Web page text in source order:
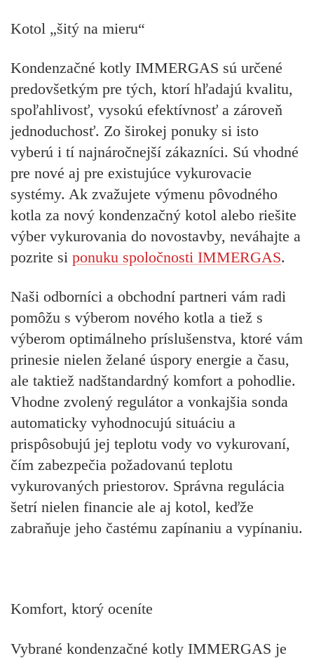
Kotol „šitý na mieru“
Kondenzačné kotly IMMERGAS sú určené
predovšetkým pre tých, ktorí hľadajú kvalitu,
spoľahlivosť, vysokú efektívnosť a zároveň
jednoduchosť. Zo širokej ponuky si isto
vyberú i tí najnáročnejší zákazníci. Sú vhodné
pre nové aj pre existujúce vykurovacie
systémy. Ak zvažujete výmenu pôvodného
kotla za nový kondenzačný kotol alebo riešite
výber vykurovania do novostavby, neváhajte a
pozrite si ponuku spoločnosti IMMERGAS.
Naši odborníci a obchodní partneri vám radi
pomôžu s výberom nového kotla a tiež s
výberom optimálneho príslušenstva, ktoré vám
prinesie nielen želané úspory energie a času,
ale taktiež nadštandardný komfort a pohodlie.
Vhodne zvolený regulátor a vonkajšia sonda
automaticky vyhodnocujú situáciu a
prispôsobujú jej teplotu vody vo vykurovaní,
čím zabezpečia požadovanú teplotu
vykurovaných priestorov. Správna regulácia
šetrí nielen financie ale aj kotol, keďže
zabraňuje jeho častému zapínaniu a vypínaniu.
Komfort, ktorý oceníte
Vybrané kondenzačné kotly IMMERGAS je